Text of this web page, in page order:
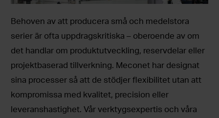
Behoven av att producera små och medelstora
serier är ofta uppdragskritiska – oberoende av om
det handlar om produktutveckling, reservdelar eller
projektbaserad tillverkning. Meconet har designat
sina processer så att de stödjer flexibilitet utan att
kompromissa med kvalitet, precision eller
leveranshastighet. Vår verktygsexpertis och våra